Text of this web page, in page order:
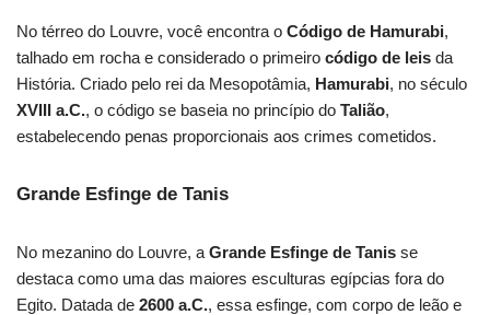
No térreo do Louvre, você encontra o Código de Hamurabi,
talhado em rocha e considerado o primeiro código de leis da
História. Criado pelo rei da Mesopotâmia, Hamurabi, no século
XVIII a.C., o código se baseia no princípio do Talião,
estabelecendo penas proporcionais aos crimes cometidos.
Grande Esfinge de Tanis
No mezanino do Louvre, a Grande Esfinge de Tanis se
destaca como uma das maiores esculturas egípcias fora do
Egito. Datada de 2600 a.C., essa esfinge, com corpo de leão e